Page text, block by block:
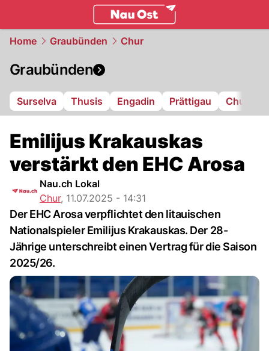
Home Graubünden Chur
Graubünden
Surselva Thusis Engadin Prättigau Chur
Emilijus Krakauskas
verstärkt den EHC Arosa
Nau.ch Lokal
Chur, 11.07.2025 - 14:31
Der EHC Arosa verpflichtet den litauischen
Nationalspieler Emilijus Krakauskas. Der 28-
Jährige unterschreibt einen Vertrag für die Saison
2025/26.